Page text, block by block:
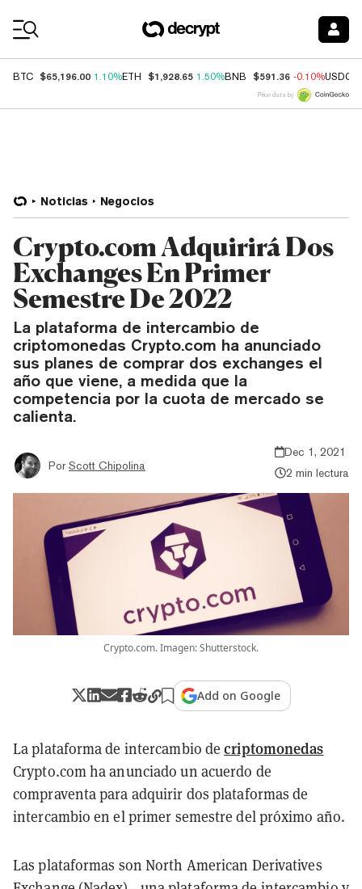
BTC $65,196.00 1.10%ETH $1,928.65 1.50%BNB $591.36 -0.10%USDC
Price data by
Noticias Negocios
Crypto.com Adquirirá Dos
Exchanges En Primer
Semestre De 2022
La plataforma de intercambio de
criptomonedas Crypto.com ha anunciado
sus planes de comprar dos exchanges el
año que viene, a medida que la
competencia por la cuota de mercado se
calienta.
Por Scott Chipolina
Dec 1, 2021
2 min lectura
Crypto.com. Imagen: Shutterstock.
Add on Google
La plataforma de intercambio decriptomonedas
Crypto.com ha anunciado un acuerdo de
compraventa para adquirir dos plataformas de
intercambio en el primer semestre del próximo año.
Las plataformas son North American Derivatives